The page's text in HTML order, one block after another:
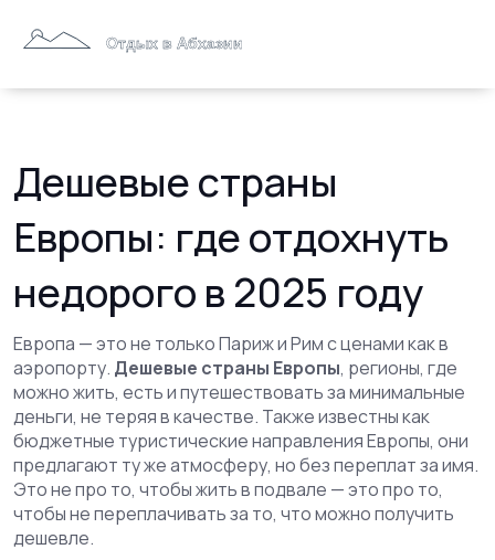
Дешевые страны
Европы: где отдохнуть
недорого в 2025 году
Европа — это не только Париж и Рим с ценами как в
аэропорту. Дешевые страны Европы, регионы, где
можно жить, есть и путешествовать за минимальные
деньги, не теряя в качестве. Также известны как
бюджетные туристические направления Европы, они
предлагают ту же атмосферу, но без переплат за имя.
Это не про то, чтобы жить в подвале — это про то,
чтобы не переплачивать за то, что можно получить
дешевле.